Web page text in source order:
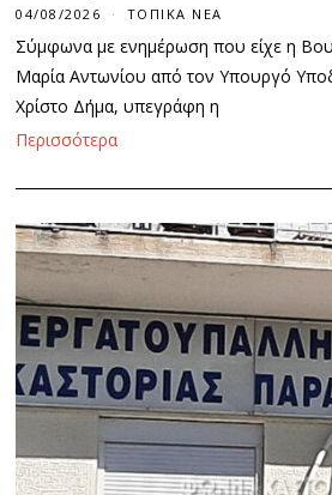
04/08/2026 ΤΟΠΙΚΆ ΝΈΑ
Σύμφωνα με ενημέρωση που είχε η
Μαρία Αντωνίου από τον Υπουργό
Χρίστο Δήμα, υπεγράφη η
Περισσότερα